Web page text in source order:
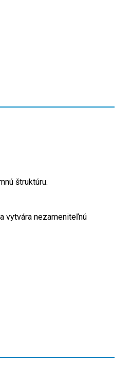
štruktúru.
vytvára nezameniteľnú